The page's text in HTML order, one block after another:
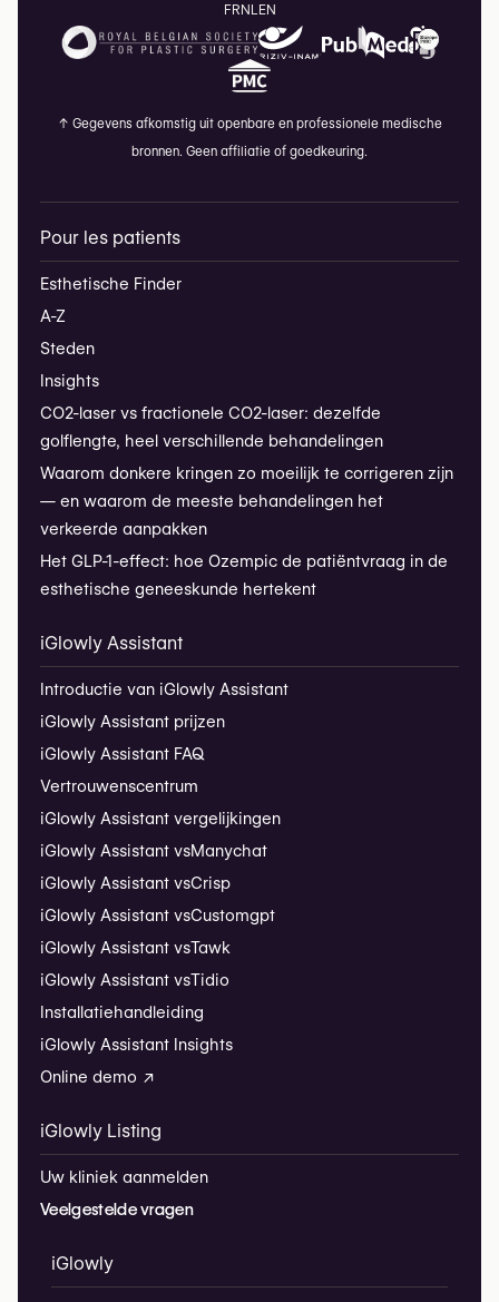
FRNLEN
↑ Gegevens afkomstig uit openbare en professionele medische
bronnen. Geen affiliatie of goedkeuring.
Pour les patients
Esthetische Finder
A-Z
Steden
Insights
CO2-laser vs fractionele CO2-laser: dezelfde
golflengte, heel verschillende behandelingen
Waarom donkere kringen zo moeilijk te corrigeren zijn
— en waarom de meeste behandelingen het
verkeerde aanpakken
Het GLP-1-effect: hoe Ozempic de patiëntvraag in de
esthetische geneeskunde hertekent
iGlowly Assistant
Introductie van iGlowly Assistant
iGlowly Assistant prijzen
iGlowly Assistant FAQ
Vertrouwenscentrum
iGlowly Assistant vergelijkingen
iGlowly Assistant vsManychat
iGlowly Assistant vsCrisp
iGlowly Assistant vsCustomgpt
iGlowly Assistant vsTawk
iGlowly Assistant vsTidio
Installatiehandleiding
iGlowly Assistant Insights
Online demo ↗
iGlowly Listing
Uw kliniek aanmelden
Veelgestelde vragen
iGlowly